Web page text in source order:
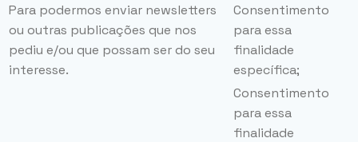
Para podermos enviar newsletters
ou outras publicações que nos
pediu e/ou que possam ser do seu
interesse.
Consentimento
para essa
finalidade
específica;
Consentimento
para essa
finalidade